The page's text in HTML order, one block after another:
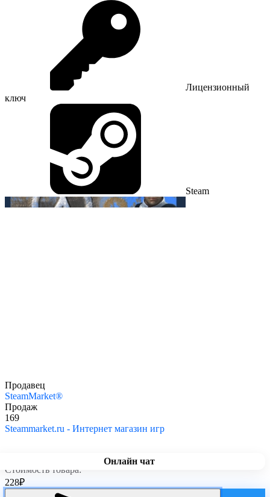
Лицензионный
ключ
Steam
Онлайн чат
Продавец
SteamMarket®
Продаж
169
Steammarket.ru - Интернет магазин игр
Стоимость товара:
228₽